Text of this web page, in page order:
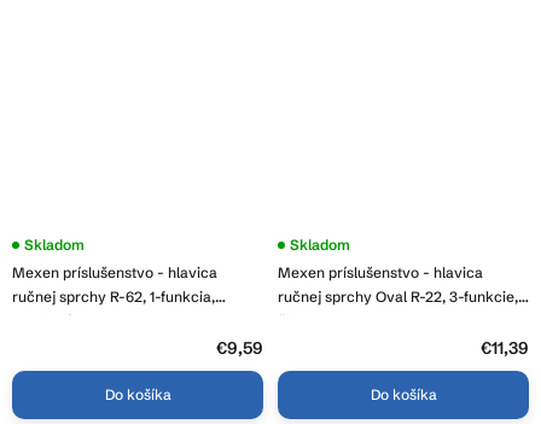
Mexen príslušenstvo - hlavica
ručnej sprchy R-62, 1-funkcia,
grafitová, 79562-66
Skladom
€9,59
Do košíka
Mexen príslušenstvo - hlavica
ručnej sprchy Oval R-22, 3-funkcie,
čierna, 79522-70
Skladom
€11,39
Do košíka